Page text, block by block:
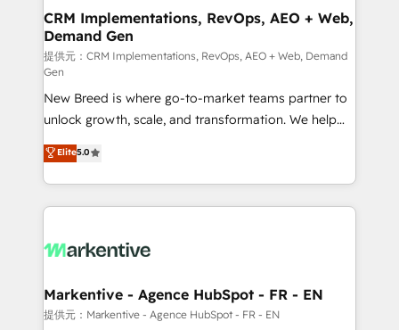
の統合・浸透・変革管理を実行します。 ▸ CMS戦略設
計・構築：リード獲得・CVR・SEOを前提にした情報設
計・導線設計・テンプレート設計をContent Hubで一体
提供。 ▸ 既存CRM・MAからの移行支援：Salesforce・
Marketo・Pardot等からの移行、カスタム設計、履歴
データ移行と活用設計まで。 ▸ AEO対応：ChatGPT・
ンツとサイト構造を最適化。 🏆 なぜ100incを選ぶの
か？ ✓ HubSpot Eliteパートナー認定 ✓ HubSpotアワ
ード受賞・HUGリーダー ✓ ISO27001:2022 /
HubSpot大百科 出版 CRM・AI活用に関するご相談、現
せください。
trainers to drive platform adoption. 📈 Revenue
Generation - Full-funnel marketing and high-
performance advertising via Point Success Media. -
Expert deployment of Breeze AI and custom agents
to automate growth. 🏆 Elite Excellence - 8 platform
accreditations and deep HIPAA-compliance
expertise. - A team of 250+ experts dedicated to
your resilient growth.
CRM Implementations, RevOps, AEO + Web,
Demand Gen
提供元：CRM Implementations, RevOps, AEO + Web, Demand
Gen
New Breed is where go-to-market teams partner to
unlock growth, scale, and transformation. We help
companies activate HubSpot’s AI-powered
customer platform and operationalize HubSpot’s
Loop Marketing framework through expert-led
services, smart agents, and purpose-built apps,
results, fast. ⚙️CRM & RevOps: Align all Hubs to your
🎯Demand Gen & ABM: Drive pipeline with inbound,
ABM, AEO, SEO, & paid media. 👩‍💻Web Design:
Elite5.0
Markentive - Agence HubSpot - FR - EN
提供元：Markentive - Agence HubSpot - FR - EN